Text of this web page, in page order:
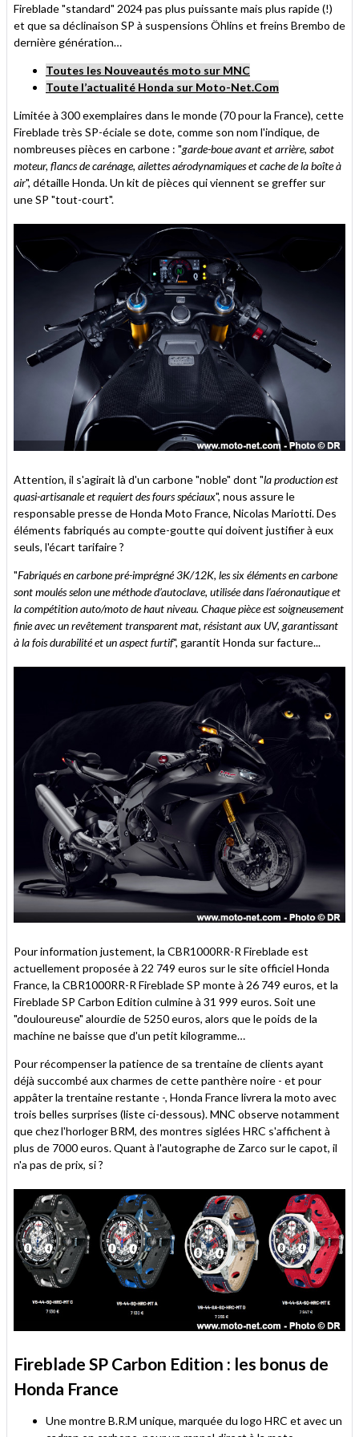
Fireblade "standard" 2024 pas plus puissante mais plus rapide (!)
et que sa déclinaison SP à suspensions Öhlins et freins Brembo de
dernière génération…
Toutes les Nouveautés moto sur MNC
Toute l’actualité Honda sur Moto-Net.Com
Limitée à 300 exemplaires dans le monde (70 pour la France), cette
Fireblade très SP-éciale se dote, comme son nom l'indique, de
nombreuses pièces en carbone : "garde-boue avant et arrière, sabot
moteur, flancs de carénage, ailettes aérodynamiques et cache de la boîte à
air", détaille Honda. Un kit de pièces qui viennent se greffer sur
une SP "tout-court".
Attention, il s'agirait là d'un carbone "noble" dont "la production est
quasi-artisanale et requiert des fours spéciaux", nous assure le
responsable presse de Honda Moto France, Nicolas Mariotti. Des
éléments fabriqués au compte-goutte qui doivent justifier à eux
seuls, l'écart tarifaire ?
"Fabriqués en carbone pré-imprégné 3K/12K, les six éléments en carbone
sont moulés selon une méthode d’autoclave, utilisée dans l’aéronautique et
la compétition auto/moto de haut niveau. Chaque pièce est soigneusement
finie avec un revêtement transparent mat, résistant aux UV, garantissant
à la fois durabilité et un aspect furtif", garantit Honda sur facture...
Pour information justement, la CBR1000RR-R Fireblade est
actuellement proposée à 22 749 euros sur le site officiel Honda
France, la CBR1000RR-R Fireblade SP monte à 26 749 euros, et la
Fireblade SP Carbon Edition culmine à 31 999 euros. Soit une
"douloureuse" alourdie de 5250 euros, alors que le poids de la
machine ne baisse que d'un petit kilogramme…
Pour récompenser la patience de sa trentaine de clients ayant
déjà succombé aux charmes de cette panthère noire - et pour
appâter la trentaine restante -, Honda France livrera la moto avec
trois belles surprises (liste ci-dessous). MNC observe notamment
que chez l'horloger BRM, des montres siglées HRC s'affichent à
plus de 7000 euros. Quant à l'autographe de Zarco sur le capot, il
n'a pas de prix, si ?
Fireblade SP Carbon Edition : les bonus de
Honda France
Une montre B.R.M unique, marquée du logo HRC et avec un